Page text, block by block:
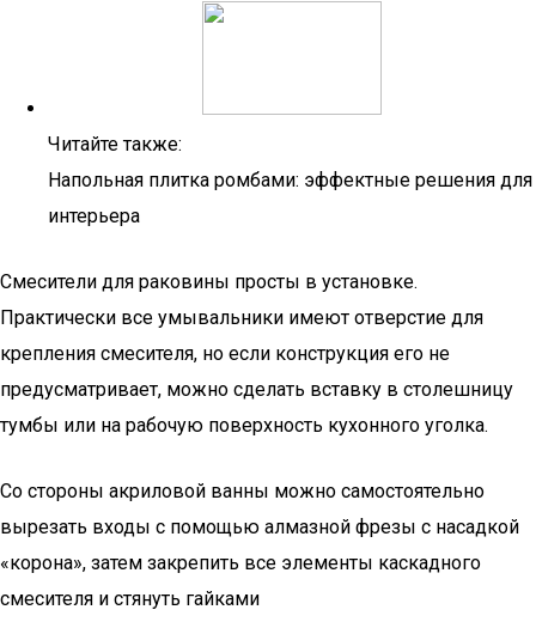
Читайте также:
Напольная плитка ромбами: эффектные решения для
интерьера
Смесители для раковины просты в установке.
Практически все умывальники имеют отверстие для
крепления смесителя, но если конструкция его не
предусматривает, можно сделать вставку в столешницу
тумбы или на рабочую поверхность кухонного уголка.
Со стороны акриловой ванны можно самостоятельно
вырезать входы с помощью алмазной фрезы с насадкой
«корона», затем закрепить все элементы каскадного
смесителя и стянуть гайками